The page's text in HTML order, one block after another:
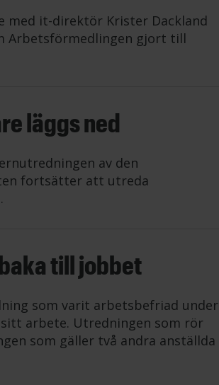
med it-direktör Krister Dackland
Arbetsförmedlingen gjort till
läggs ned
av den
fortsätter att utreda
till jobbet
som varit arbetsbefriad under
arbete. Utredningen som rör
som gäller två andra anställda